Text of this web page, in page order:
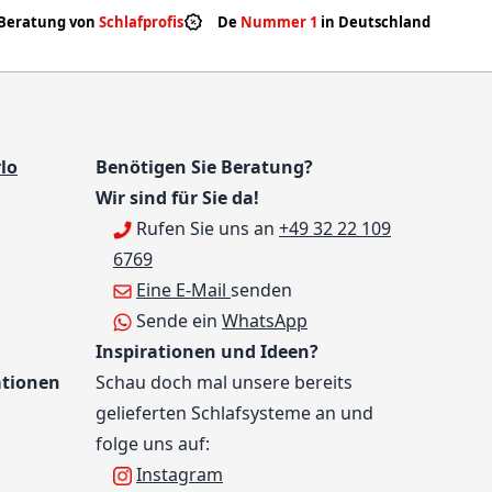
von Schlafprofis De Nummer 1 in Deutschland
Benötigen Sie Beratung?
Wir sind für Sie da!
Rufen Sie uns an +49 32 22 109
6769
Eine E-Mail senden
Sende ein WhatsApp
Inspirationen und Ideen?
Schau doch mal unsere bereits
gelieferten Schlafsysteme an und
folge uns auf:
Instagram